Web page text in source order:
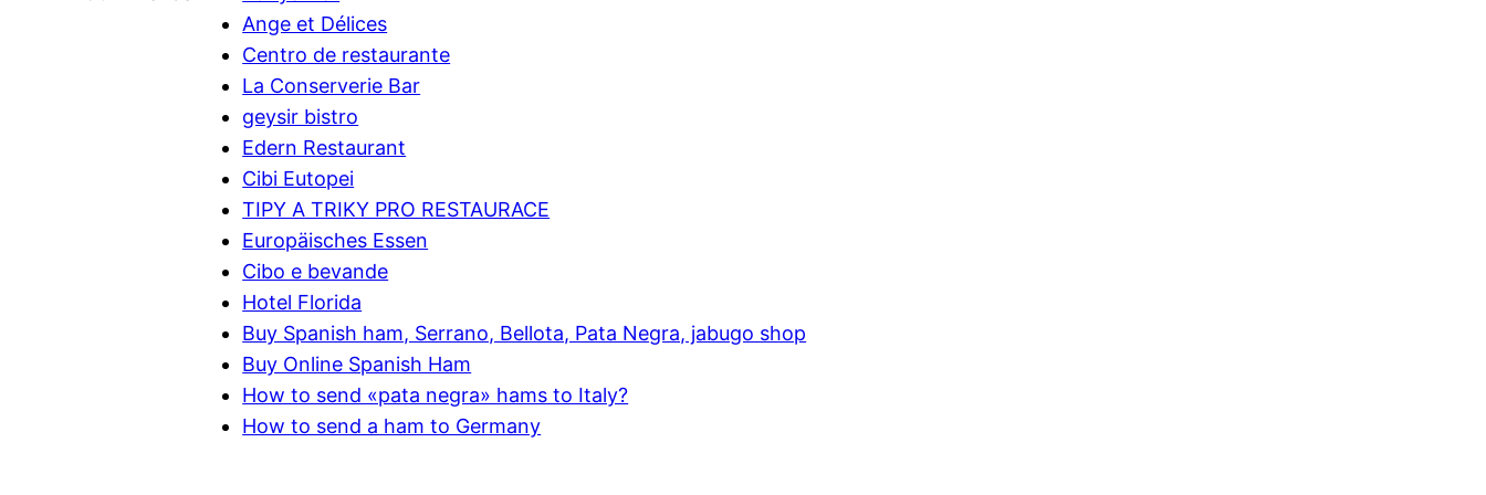
Ange et Délices
Centro de restaurante
La Conserverie Bar
geysir bistro
Edern Restaurant
Cibi Eutopei
TIPY A TRIKY PRO RESTAURACE
Europäisches Essen
Cibo e bevande
Hotel Florida
Buy Spanish ham, Serrano, Bellota, Pata Negra, jabugo shop
Buy Online Spanish Ham
How to send «pata negra» hams to Italy?
How to send a ham to Germany